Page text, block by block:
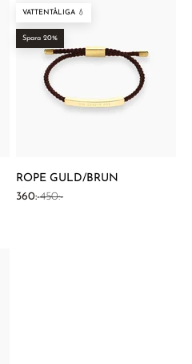
VATTENTÅLIGA 💧
Spara 20%
ROPE GULD/BRUN
REA-pris
360:-Pris
450:-